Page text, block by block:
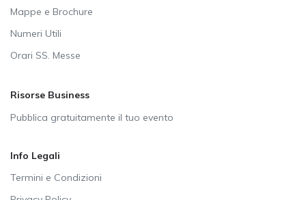
Mappe e Brochure
Numeri Utili
Orari SS. Messe
Risorse Business
Pubblica gratuitamente il tuo evento
Info Legali
Termini e Condizioni